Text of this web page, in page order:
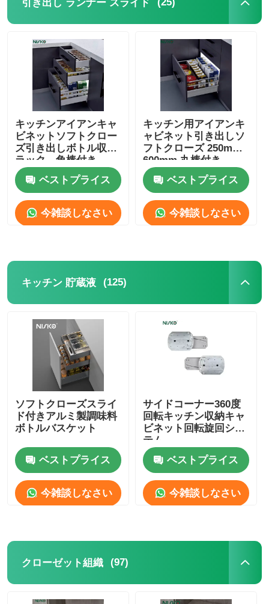
キッチン シンク と 蛇口
食事用器具類の皿
キャビネットのLEDライト
米の容器
引き出し ランナー スライド (25)
キッチンアイアンキャ
ビネットソフトクロー
ズ引き出しボトル収納
ラック、角棒付き
ベストプライス
今雑談しなさい
キッチン用アイアンキ
ャビネット引き出しソ
フトクローズ 250mm
600mm 丸棒付き
ベストプライス
今雑談しなさい
キッチン 貯蔵液 (125)
ソフトクローズスライ
ド付きアルミ製調味料
ボトルバスケット
ベストプライス
今雑談しなさい
サイドコーナー360度
回転キッチン収納キャ
ビネット回転旋回シス
テム
ベストプライス
今雑談しなさい
クローゼット組織 (97)